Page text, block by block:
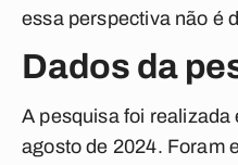
essa perspectiva não é
Dados da
A pesquisa foi realizada
agosto de 2024. Foram